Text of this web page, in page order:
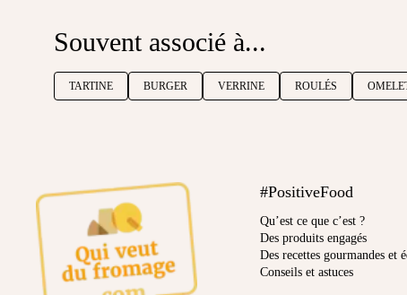
Souvent associé à...
TARTINE BURGER VERRINE ROULÉS
#PositiveFood
Qu’est ce que c’est ?
Des produits engagés
Des recettes gourmandes et
Conseils et astuces